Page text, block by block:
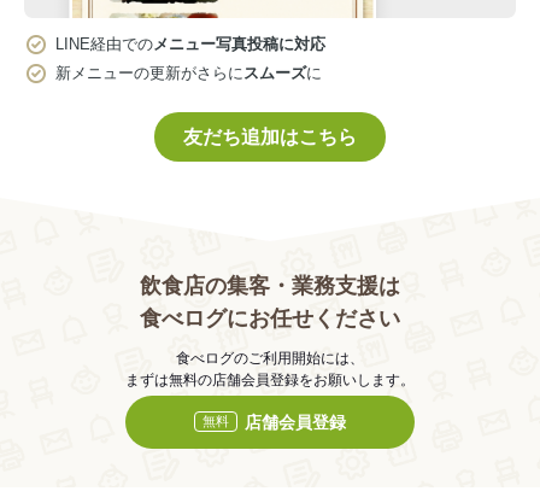
LINE経由でのメニュー写真投稿に対応
新メニューの更新がさらにスムーズに
友だち追加はこちら
飲食店の集客・業務支援は
食べログにお任せください
食べログのご利用開始には、
まずは無料の店舗会員登録をお願いします。
無料 店舗会員登録